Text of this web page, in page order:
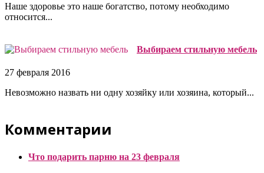
Наше здоровье это наше богатство, потому необходимо
относится...
Выбираем стильную мебель
27 февраля 2016
Невозможно назвать ни одну хозяйку или хозяина, который...
Комментарии
Что подарить парню на 23 февраля